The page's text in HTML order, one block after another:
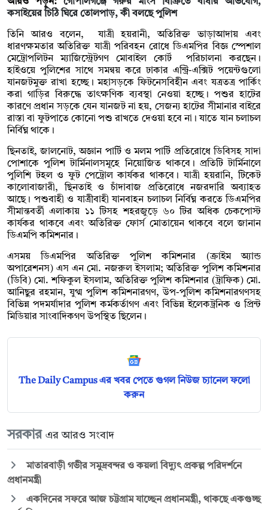
কসাইয়ের চিঠি ঘিরে তোলপাড়, কী বলছে পুলিশ
তিনি আরও বলেন, যাত্রী হয়রানী, অতিরিক্ত ভাড়াআদায় এবং
ধারণক্ষমতার অতিরিক্ত যাত্রী পরিবহন রোধে ডিএমপির বিজ্ঞ স্পেশাল
মেট্রোপলিটন ম্যাজিস্ট্রেটগণ মোবাইল কোর্ট পরিচালনা করছেন।
হাইওয়ে পুলিশের সাথে সমন্বয় করে ঢাকার এন্ট্রি-এক্সিট পয়েন্টগুলো
যানজটমুক্ত রাখা হচ্ছে। মহাসড়কে ফিটনেসবিহীন এবং যত্রতত্র পার্কিং
করা গাড়ির বিরুদ্ধে তাৎক্ষণিক ব্যবস্থা নেওয়া হচ্ছে। পশুর হাটের
কারণে প্রধান সড়কে যেন যানজট না হয়, সেজন্য হাটের সীমানার বাইরে
রাস্তা বা ফুটপাতে কোনো পশু রাখতে দেওয়া হবে না। যাতে যান চলাচল
নির্বিঘ্ন থাকে।
ছিনতাই, জালনোট, অজ্ঞান পার্টি ও মলম পার্টি প্রতিরোধে ডিবিসহ সাদা
পোশাকে পুলিশ টার্মিনালসমূহে নিয়োজিত থাকবে। প্রতিটি টার্মিনালে
পুলিশি টহল ও ফুট পেট্রোল কার্যকর থাকবে। যাত্রী হয়রানি, টিকেট
কালোবাজারী, ছিনতাই ও চাঁদাবাজ প্রতিরোধে নজরদারি অব্যাহত
আছে। পশুবাহী ও যাত্রীবাহী যানবাহন চলাচল নির্বিঘ্ন করতে ডিএমপির
সীমান্তবর্তী এলাকায় ১১ টিসহ শহরজুড়ে ৬০ টির অধিক চেকপোস্ট
কার্যকর থাকবে এবং অতিরিক্ত ফোর্স মোতায়েন থাকবে বলে জানান
ডিএমপি কমিশনার ।
এসময় ডিএমপির অতিরিক্ত পুলিশ কমিশনার (ক্রাইম অ্যান্ড
অপারেশনস) এস এন মো. নজরুল ইসলাম; অতিরিক্ত পুলিশ কমিশনার
(ডিবি) মো. শফিকুল ইসলাম, অতিরিক্ত পুলিশ কমিশনার (ট্রাফিক) মো.
আনিছুর রহমান, যুগ্ম পুলিশ কমিশনারগণ, উপ-পুলিশ কমিশনারগণসহ
বিভিন্ন পদমর্যাদার পুলিশ কর্মকর্তাগণ এবং বিভিন্ন ইলেকট্রনিক ও প্রিন্ট
মিডিয়ার সাংবাদিকগণ উপস্থিত ছিলেন।
The Daily Campus এর খবর পেতে গুগল নিউজ চ্যানেল ফলো
করুন
সরকার এর আরও সংবাদ
মাতারবাড়ী গভীর সমুদ্রবন্দর ও কয়লা বিদ্যুৎ প্রকল্প পরিদর্শনে
প্রধানমন্ত্রী
একদিনের সফরে আজ চট্টগ্রাম যাচ্ছেন প্রধানমন্ত্রী, থাকছে একগুচ্ছ